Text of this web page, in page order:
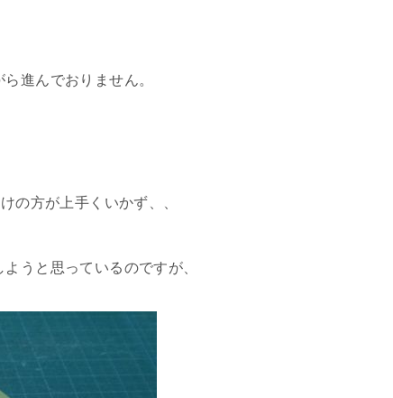
進んでおりません。
の方が上手くいかず、、
うと思っているのですが、